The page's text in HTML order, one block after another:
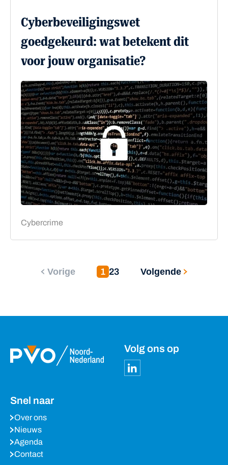
Cyberbeveiligingswet
goedgekeurd: wat betekent dit
voor jouw organisatie?
Cybercrime
Vorige 1 23 Volgende
Volg ons op
Snel naar
Over ons
Nieuws
Agenda
Contact